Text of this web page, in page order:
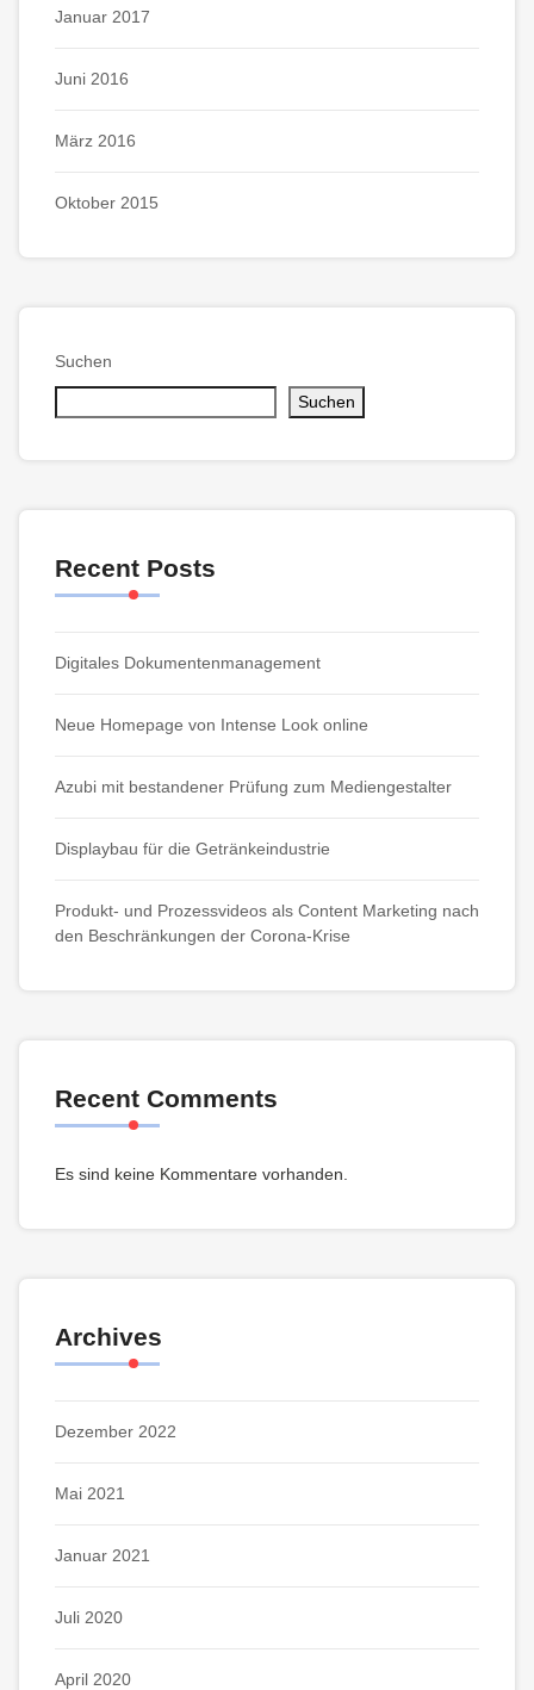
Januar 2017
Juni 2016
März 2016
Oktober 2015
Suchen
Suchen
Recent Posts
Digitales Dokumentenmanagement
Neue Homepage von Intense Look online
Azubi mit bestandener Prüfung zum Mediengestalter
Displaybau für die Getränkeindustrie
Produkt- und Prozessvideos als Content Marketing nach
den Beschränkungen der Corona-Krise
Recent Comments
Es sind keine Kommentare vorhanden.
Archives
Dezember 2022
Mai 2021
Januar 2021
Juli 2020
April 2020